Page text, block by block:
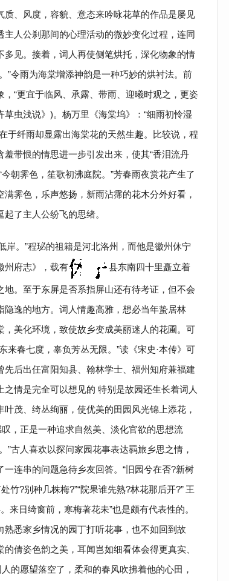
、风度，容貌、意态来吟咏花草的作品是屡见
人公刹那间的心理活动的微妙变化过程，连同
见。接着，词人再使侧笔烘托，深化物象的情
”令雨为海棠增添神韵是一种巧妙的烘衬法。前
“更宜于临风、承露、带雨、迎曦时观之，更姿
草虫浅说》)。杨万里《海棠坞》：“细雨初怜湿
于纤雨却显露出海棠花的天然生趣。比较说，程
带恨的情思进一步引发出来，使其“香泪流丹
朝霁色，笙歌初沸庭院。”芳春雨夜赏花产生了
霁色，乐声悠扬，新雨沾霈的花木分外好看，
了主人公纷飞的思绪。
岸。”程珌的祖籍是河北洛州，而他是徽州休宁
州府志》，载有
县东南四十里矗立着
。至于东屏是否系指屏山还有待考证，但不会
逸的地方。词人情趣高雅，想必当年蛰居林
美化环境，致使故乡变成美丽迷人的花圃。可
来春七度，辜负芳丛无限。”读《宋史·本传》可
后出任富阳知县、翰林学士、福州知府兼福建
情是完全可以想见的 特别是故园还生长着词人
茂、绮丛绚丽，使优美的田园风光锦上添花，
，正是一种追求自然美、淡化官欲的思想流
”古人喜欢以探问家园花事表达羁旅乡思之情，
连串的问题急待乡友回答。“旧园兮在否?新树
竹?别种几株梅?”“院果谁先熟?林花那后开?” 王
来日绮窗前，寒梅著花未”也是颇有代表性的。
悉家乡情况的园丁打听花事，也不如回到故
倩姿色韵之美，耳闻岂如细看体会得更真实、
的愿望落空了，柔和的春风吹拂着他的心田，